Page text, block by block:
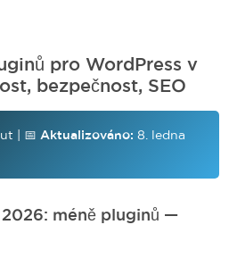
pro WordPress v
bezpečnost, SEO
| 📅 Aktualizováno: 8. ledna
méně pluginů —